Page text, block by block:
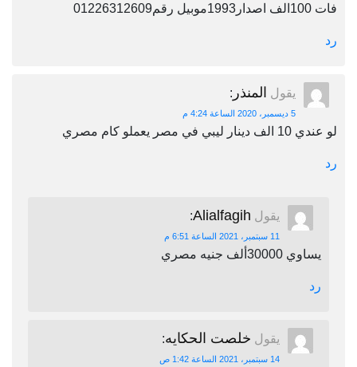
فات 100الف اصدار1993موبيل رقم01226312609
رد
يقول المنذر :
5 ديسمبر، 2020 الساعة 4:24 م
لو عندي 10 الف دينار ليبي في مصر يعملو كام مصري
رد
يقول Alialfagih
:
11 سبتمبر، 2021 الساعة 6:51 م
يساوي 30000ألف جنيه مصري
رد
يقول خلصت الحكايه:
14 سبتمبر، 2021 الساعة 1:42 ص